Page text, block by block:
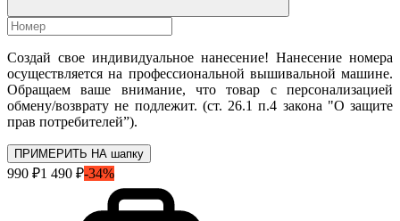
Создай свое индивидуальное нанесение! Нанесение номера
осуществляется на профессиональной вышивальной машине.
Обращаем ваше внимание, что товар с персонализацией
обмену/возврату не подлежит. (ст. 26.1 п.4 закона "О защите
прав потребителей”).
ПРИМЕРИТЬ НА шапку
990 ₽1 490 ₽-34%